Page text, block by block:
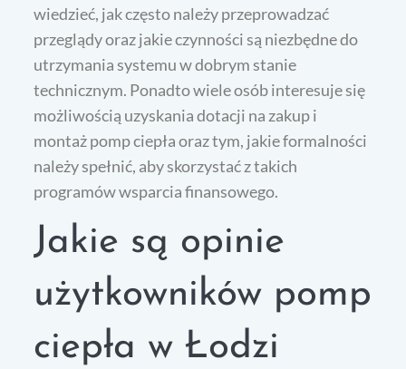
wiedzieć, jak często należy przeprowadzać
przeglądy oraz jakie czynności są niezbędne do
utrzymania systemu w dobrym stanie
technicznym. Ponadto wiele osób interesuje się
możliwością uzyskania dotacji na zakup i
montaż pomp ciepła oraz tym, jakie formalności
należy spełnić, aby skorzystać z takich
programów wsparcia finansowego.
Jakie są opinie
użytkowników pomp
ciepła w Łodzi